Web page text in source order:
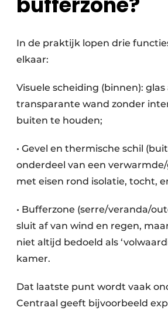
In de praktijk lopen drie
elkaar:
Visuele scheiding (binnen): glas
transparante wand zonder
buiten te houden;
• Gevel en thermische schil
onderdeel van een
met eisen rond isolatie, tocht,
• Bufferzone (serre/veranda/
sluit af van wind en regen,
niet altijd bedoeld als
kamer.
Dat laatste punt wordt vaak
Centraal geeft bijvoorbeeld